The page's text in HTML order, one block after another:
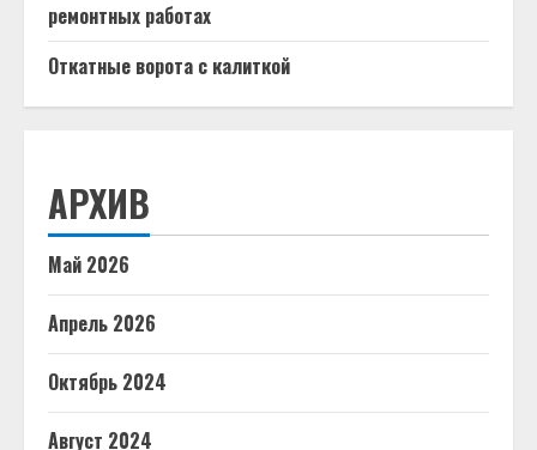
ремонтных работах
Откатные ворота с калиткой
АРХИВ
Май 2026
Апрель 2026
Октябрь 2024
Август 2024